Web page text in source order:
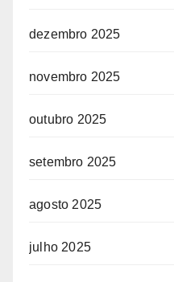
dezembro 2025
novembro 2025
outubro 2025
setembro 2025
agosto 2025
julho 2025